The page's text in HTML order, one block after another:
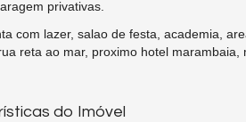
privativas.
com lazer, salao de festa, academia,
reta ao mar, proximo hotel
do Imóvel